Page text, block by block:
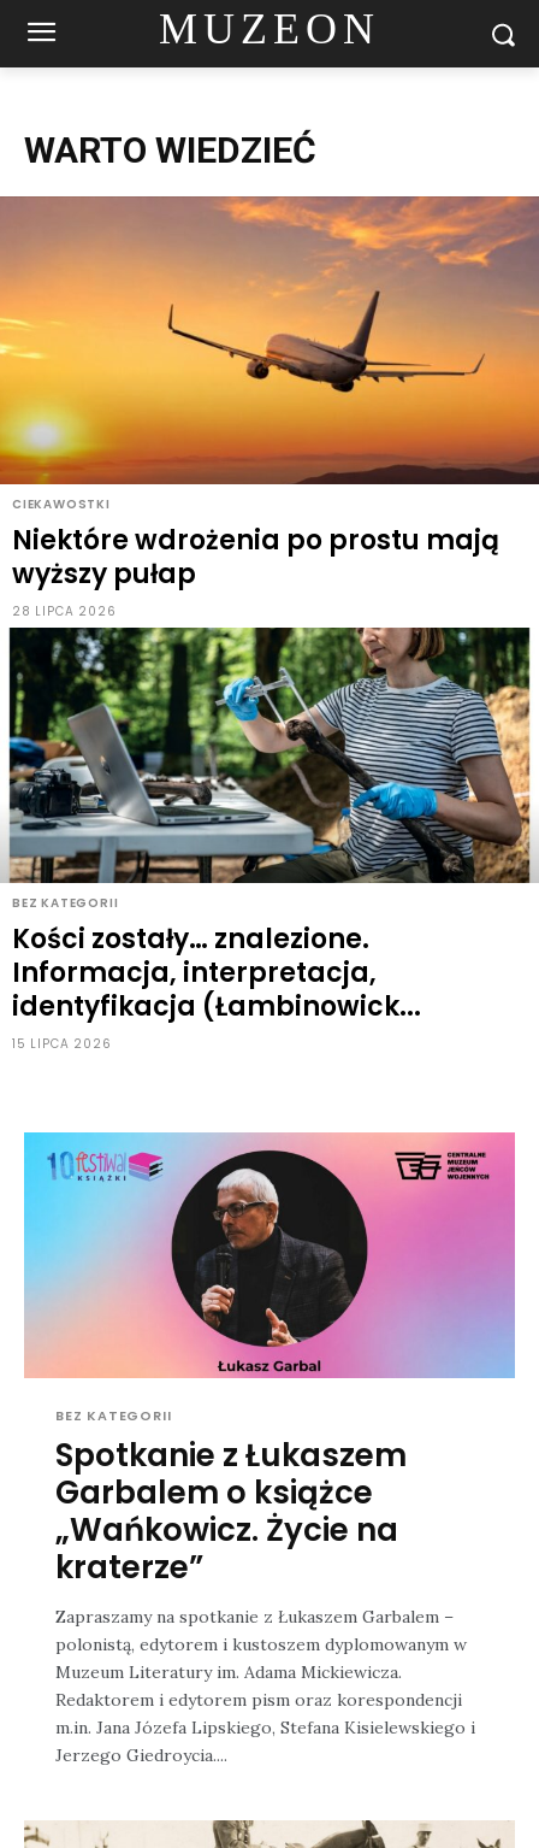
MUZEON
WARTO WIEDZIEĆ
CIEKAWOSTKI
Niektóre wdrożenia po prostu mają
wyższy pułap
28 LIPCA 2026
BEZ KATEGORII
Kości zostały… znalezione.
Informacja, interpretacja,
identyfikacja (Łambinowick...
15 LIPCA 2026
BEZ KATEGORII
Spotkanie z Łukaszem
Garbalem o książce
„Wańkowicz. Życie na
kraterze”
Zapraszamy na spotkanie z Łukaszem Garbalem –
polonistą, edytorem i kustoszem dyplomowanym w
Muzeum Literatury im. Adama Mickiewicza.
Redaktorem i edytorem pism oraz korespondencji
m.in. Jana Józefa Lipskiego, Stefana Kisielewskiego i
Jerzego Giedroycia....